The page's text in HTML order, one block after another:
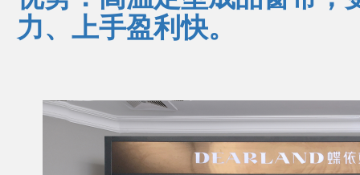
力、上手盈利快。